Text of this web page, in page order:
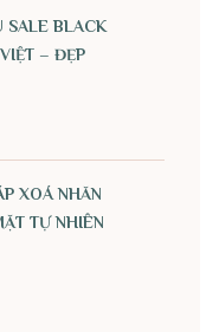
SALE BLACK
– ĐẸP
XOÁ NHĂN
TỰ NHIÊN